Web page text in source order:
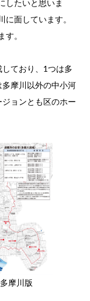
したいと思いま
面しています。
。
ており、1つは多
多摩川以外の中小河
ジョンとも区のホー
摩川版